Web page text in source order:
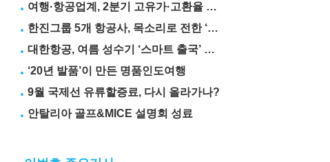
여행·항공업계, 2분기 고유가·고환율 직격탄
한진그룹 5개 항공사, 목소리로 전한 ‘재능기부’
대한항공, 여름 성수기 ‘스마트 출국’ 꿀팁 3가지 공개
‘20년 발품’이 만든 명품인도여행
9월 국제선 유류할증료, 다시 올라가나?
안탈리아 골프&MICE 설명회 성료